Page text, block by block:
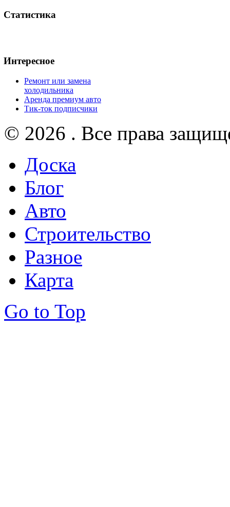
Статистика
Интересное
Ремонт или замена
холодильника
Аренда премиум авто
Тик-ток подписчики
© 2026 . Все права
Доска
Блог
Авто
Строительство
Разное
Карта
Go to Top